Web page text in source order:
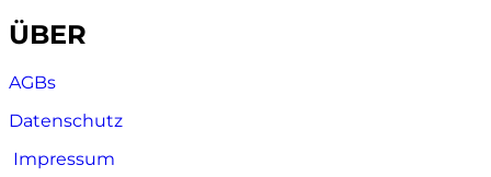
ÜBER
AGBs
Datenschutz
Impressum